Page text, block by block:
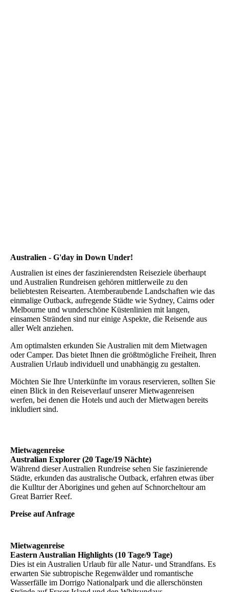
Australien - G'day in Down Under!
Australien ist eines der faszinierendsten Reiseziele überhaupt
und Australien Rundreisen gehören mittlerweile zu den
beliebtesten Reisearten. Atemberaubende Landschaften wie das
einmalige Outback, aufregende Städte wie Sydney, Cairns oder
Melbourne und wunderschöne Küstenlinien mit langen,
einsamen Stränden sind nur einige Aspekte, die Reisende aus
aller Welt anziehen.
Am optimalsten erkunden Sie Australien mit dem Mietwagen
oder Camper. Das bietet Ihnen die größtmögliche Freiheit, Ihren
Australien Urlaub individuell und unabhängig zu gestalten.
Möchten Sie Ihre Unterkünfte im voraus reservieren, sollten Sie
einen Blick in den Reiseverlauf unserer Mietwagenreisen
werfen, bei denen die Hotels und auch der Mietwagen bereits
inkludiert sind.
Mietwagenreise
Australian Explorer (20 Tage/19 Nächte)
Während dieser Australien Rundreise sehen Sie faszinierende
Städte, erkunden das australische Outback, erfahren etwas über
die Kulltur der Aborigines und gehen auf Schnorcheltour am
Great Barrier Reef.
Preise auf Anfrage
Mietwagenreise
Eastern Australian Highlights (10 Tage/9 Tage)
Dies ist ein Australien Urlaub für alle Natur- und Strandfans. Es
erwarten Sie subtropische Regenwälder und romantische
Wasserfälle im Dorrigo Nationalpark und die allerschönsten